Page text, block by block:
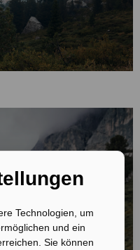
Technologien, um
und ein
Sie können